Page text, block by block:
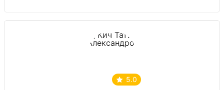
5.0